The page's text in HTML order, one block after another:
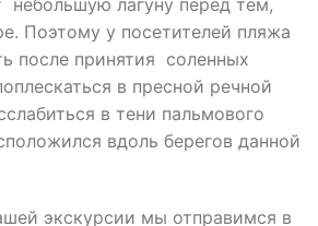
Поэтому у посетителей пляжа
после принятия соленных
в пресной речной
в тени пальмового
вдоль берегов данной
экскурсии мы отправимся в